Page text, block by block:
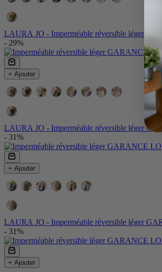
Couleur
LAURA JO - Imperméable réversible léger
- 29%
+ Ajouter
Couleur:
Couleur
LAURA JO - Imperméable réversible léger
- 31%
+ Ajouter
Couleurs:
Couleur
LAURA JO - Imperméable réversible léger
- 31%
+ Ajouter